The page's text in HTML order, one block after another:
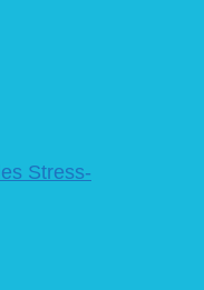
Stress-